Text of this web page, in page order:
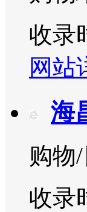
收录
网站
海
购物
收录